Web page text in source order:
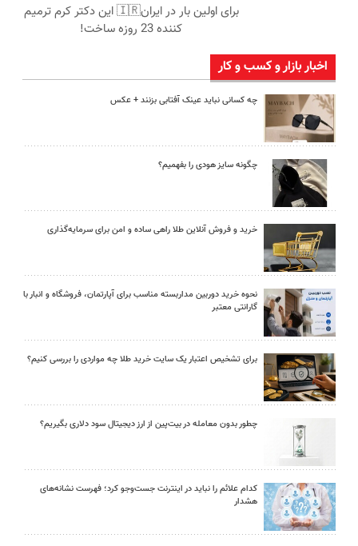
برای اولین بار در ایران🇮🇷 این دکتر کرم ترمیم
کننده 23 روزه ساخت!
اخبار بازار و کسب و کار
چه کسانی نباید عینک آفتابی بزنند + عکس
چگونه سایز هودی را بفهمیم؟
خرید و فروش آنلاین طلا راهی ساده و امن برای سرمایه‌گذاری
نحوه خرید دوربین مداربسته مناسب برای آپارتمان، فروشگاه و انبار با
گارانتی معتبر
برای تشخیص اعتبار یک سایت خرید طلا چه مواردی را بررسی کنیم؟
چطور بدون معامله در بیت‌پین از ارز دیجیتال سود دلاری بگیریم؟
کدام علائم را نباید در اینترنت جست‌وجو کرد؛ فهرست نشانه‌های
هشدار